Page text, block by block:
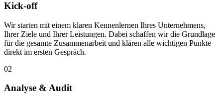
Kick-off
Wir starten mit einem klaren Kennenlernen Ihres Unternehmens,
Ihrer Ziele und Ihrer Leistungen. Dabei schaffen wir die Grundlage
für die gesamte Zusammenarbeit und klären alle wichtigen Punkte
direkt im ersten Gespräch.
02
Analyse & Audit